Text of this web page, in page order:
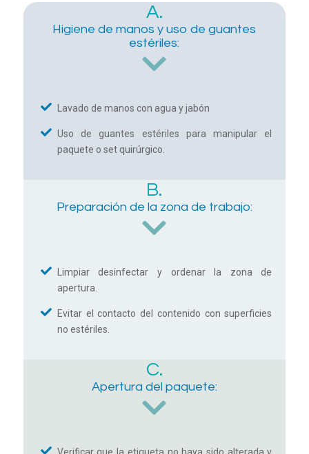
A.
Higiene de manos y uso de guantes
estériles:
Lavado de manos con agua y jabón
Uso de guantes estériles para manipular el
paquete o set quirúrgico.
B.
Preparación de la zona de trabajo:
Limpiar desinfectar y ordenar la zona de
apertura.
Evitar el contacto del contenido con superficies
no estériles.
C.
Apertura del paquete:
Verificar que la etiqueta no haya sido alterada y